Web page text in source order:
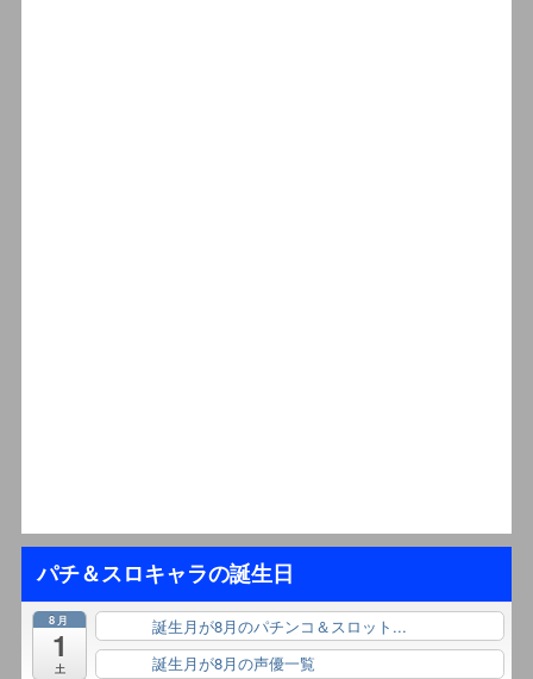
パチ＆スロキャラの誕生日
8月
1
土
誕生月が8月のパチンコ＆スロット...
誕生月が8月の声優一覧